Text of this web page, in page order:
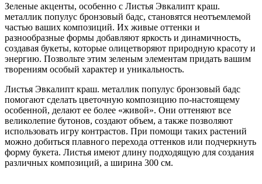
Зеленые акценты, особенно с Листья Эвкалипт краш.
металлик популус бронзовый бадс, становятся неотъемлемой
частью ваших композиций. Их живые оттенки и
разнообразные формы добавляют яркость и динамичность,
создавая букеты, которые олицетворяют природную красоту и
энергию. Позвольте этим зеленым элементам придать вашим
творениям особый характер и уникальность.
Листья Эвкалипт краш. металлик популус бронзовый бадс
помогают сделать цветочную композицию по-настоящему
особенной, делают ее более «живой». Они оттеняют все
великолепие бутонов, создают объем, а также позволяют
использовать игру контрастов. При помощи таких растений
можно добиться плавного перехода оттенков или подчеркнуть
форму букета. Листья имеют длину подходящую для создания
различных композиций, а ширина 300 см.